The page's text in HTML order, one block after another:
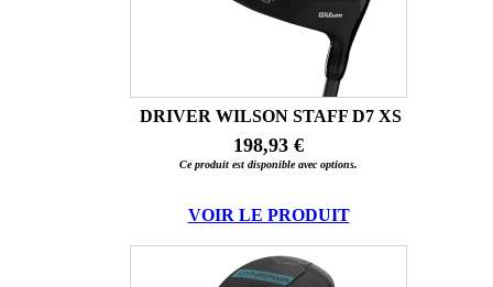
DRIVER WILSON STAFF D7 XS
198,93 €
Ce produit est disponible avec options.
VOIR LE PRODUIT